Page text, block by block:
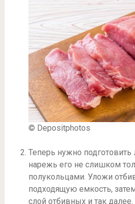
© Depositphotos
Теперь нужно
нарежь его не слишком
полукольцами. Уложи
подходящую емкость,
слой отбивных и так далее.